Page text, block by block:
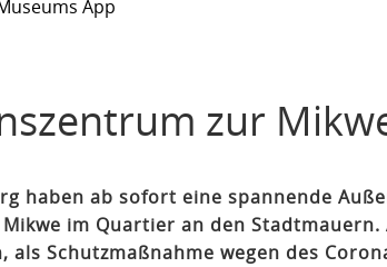
App
zur
haben ab sofort eine spannende
im Quartier an den
als Schutzmaßnahme wegen des